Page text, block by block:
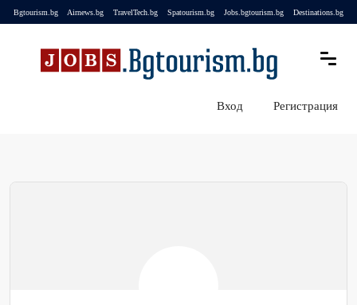
Bgtourism.bg Airnews.bg TravelTech.bg Spatourism.bg Jobs.bgtourism.bg Destinations.bg
Вход Регистрация